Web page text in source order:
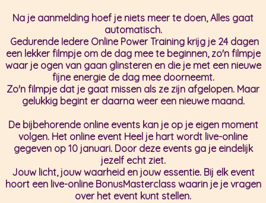
Na je aanmelding hoef je niets meer te doen, Alles gaat
automatisch.
Gedurende Iedere Online Power Training krijg je 24 dagen
een lekker filmpje om de dag mee te beginnen, zo'n filmpje
waar je ogen van gaan glinsteren en die je met een nieuwe
fijne energie de dag mee doorneemt.
Zo'n filmpje dat je gaat missen als ze zijn afgelopen. Maar
gelukkig begint er daarna weer een nieuwe maand.
De bijbehorende online events kan je op je eigen moment
volgen. Het online event Heel je hart wordt live-online
gegeven op 10 januari. Door deze events ga je eindelijk
jezelf echt ziet.
Jouw licht, jouw waarheid en jouw essentie. Bij elk event
hoort een live-online BonusMasterclass waarin je je vragen
over het event kunt stellen.